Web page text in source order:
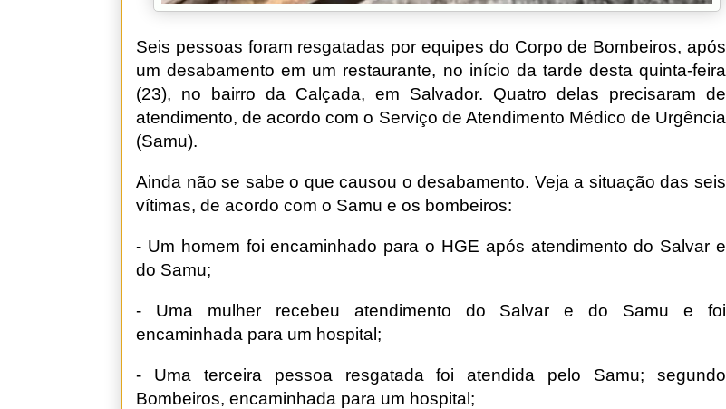
Seis pessoas foram resgatadas por equipes do Corpo de Bombeiros, após
um desabamento em um restaurante, no início da tarde desta quinta-feira
(23), no bairro da Calçada, em Salvador. Quatro delas precisaram de
atendimento, de acordo com o Serviço de Atendimento Médico de Urgência
(Samu).
Ainda não se sabe o que causou o desabamento. Veja a situação das seis
vítimas, de acordo com o Samu e os bombeiros:
- Um homem foi encaminhado para o HGE após atendimento do Salvar e
do Samu;
- Uma mulher recebeu atendimento do Salvar e do Samu e foi
encaminhada para um hospital;
- Uma terceira pessoa resgatada foi atendida pelo Samu; segundo
Bombeiros, encaminhada para um hospital;